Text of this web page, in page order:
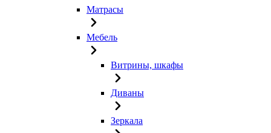
Матрасы
Мебель
Витрины, шкафы
Диваны
Зеркала